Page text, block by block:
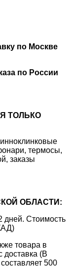
по Москве
по России
ТОЛЬКО
термосы,
заказы
ОБЛАСТИ:
дней. Стоимость
товара в
доставка (В
500